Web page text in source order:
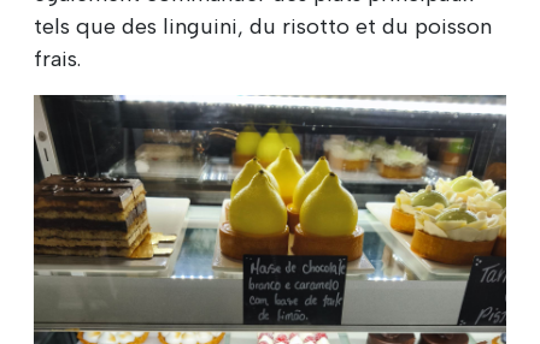
tels que des linguini, du risotto et du poisson
frais.